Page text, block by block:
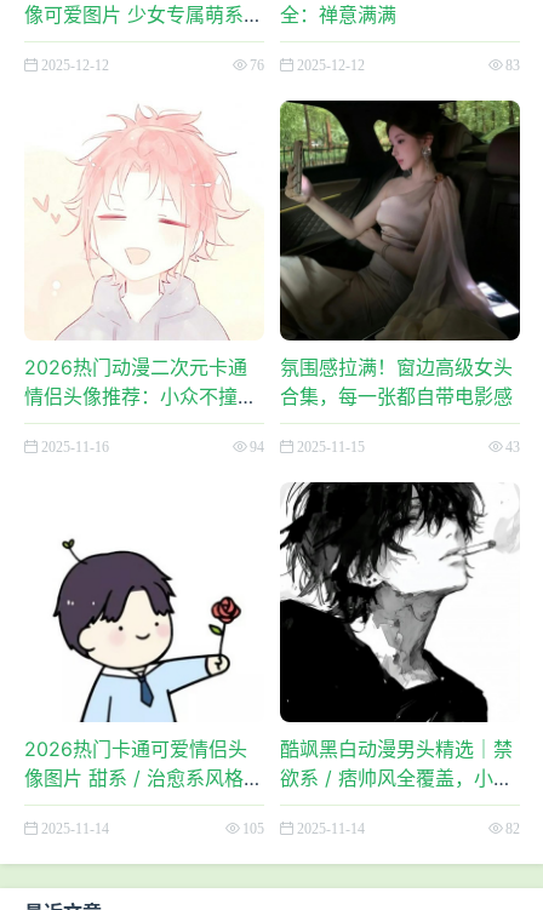
像可爱图片 少女专属萌系头
像
2025-12-12 76
全：禅意满满
2025-12-12 83
2026热门动漫二次元卡通
情侣头像推荐：小众不撞
款，甜到心坎里
2025-11-16 94
氛围感拉满！窗边高级女头
合集，每一张都自带电影感
2025-11-15 43
2026热门卡通可爱情侣头
像图片 甜系 / 治愈系风格任
选
2025-11-14 105
酷飒黑白动漫男头精选｜禁
欲系 / 痞帅风全覆盖，小众
不撞款
2025-11-14 82